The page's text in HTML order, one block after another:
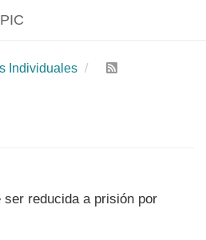
Individuales
ser reducida a prisión por